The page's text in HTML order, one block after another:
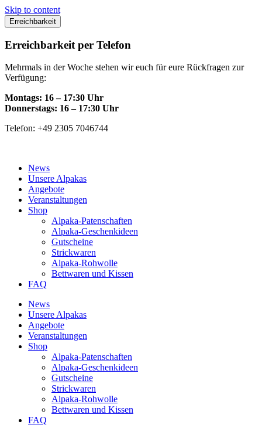
Skip to content
Erreichbarkeit
Erreichbarkeit per Telefon
Mehrmals in der Woche stehen wir euch für eure Rückfragen zur
Verfügung:
Montags: 16 – 17:30 Uhr
Donnerstags: 16 – 17:30 Uhr
Telefon: +49 2305 7046744
News
Unsere Alpakas
Angebote
Veranstaltungen
Shop
Alpaka-Patenschaften
Alpaka-Geschenkideen
Gutscheine
Strickwaren
Alpaka-Rohwolle
Bettwaren und Kissen
FAQ
News
Unsere Alpakas
Angebote
Veranstaltungen
Shop
Alpaka-Patenschaften
Alpaka-Geschenkideen
Gutscheine
Strickwaren
Alpaka-Rohwolle
Bettwaren und Kissen
FAQ